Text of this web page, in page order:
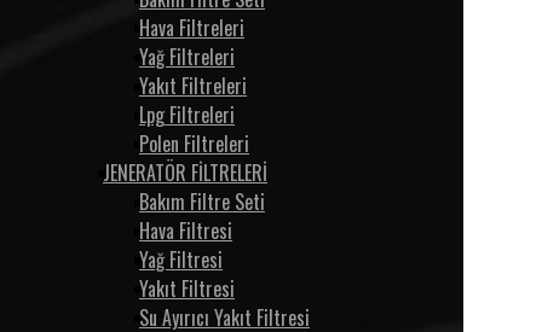
Hava Filtreleri
Yağ Filtreleri
Yakıt Filtreleri
Lpg Filtreleri
Polen Filtreleri
JENERATÖR FİLTRELERİ
Bakım Filtre Seti
Hava Filtresi
Yağ Filtresi
Yakıt Filtresi
Su Ayırıcı Yakıt Filtresi